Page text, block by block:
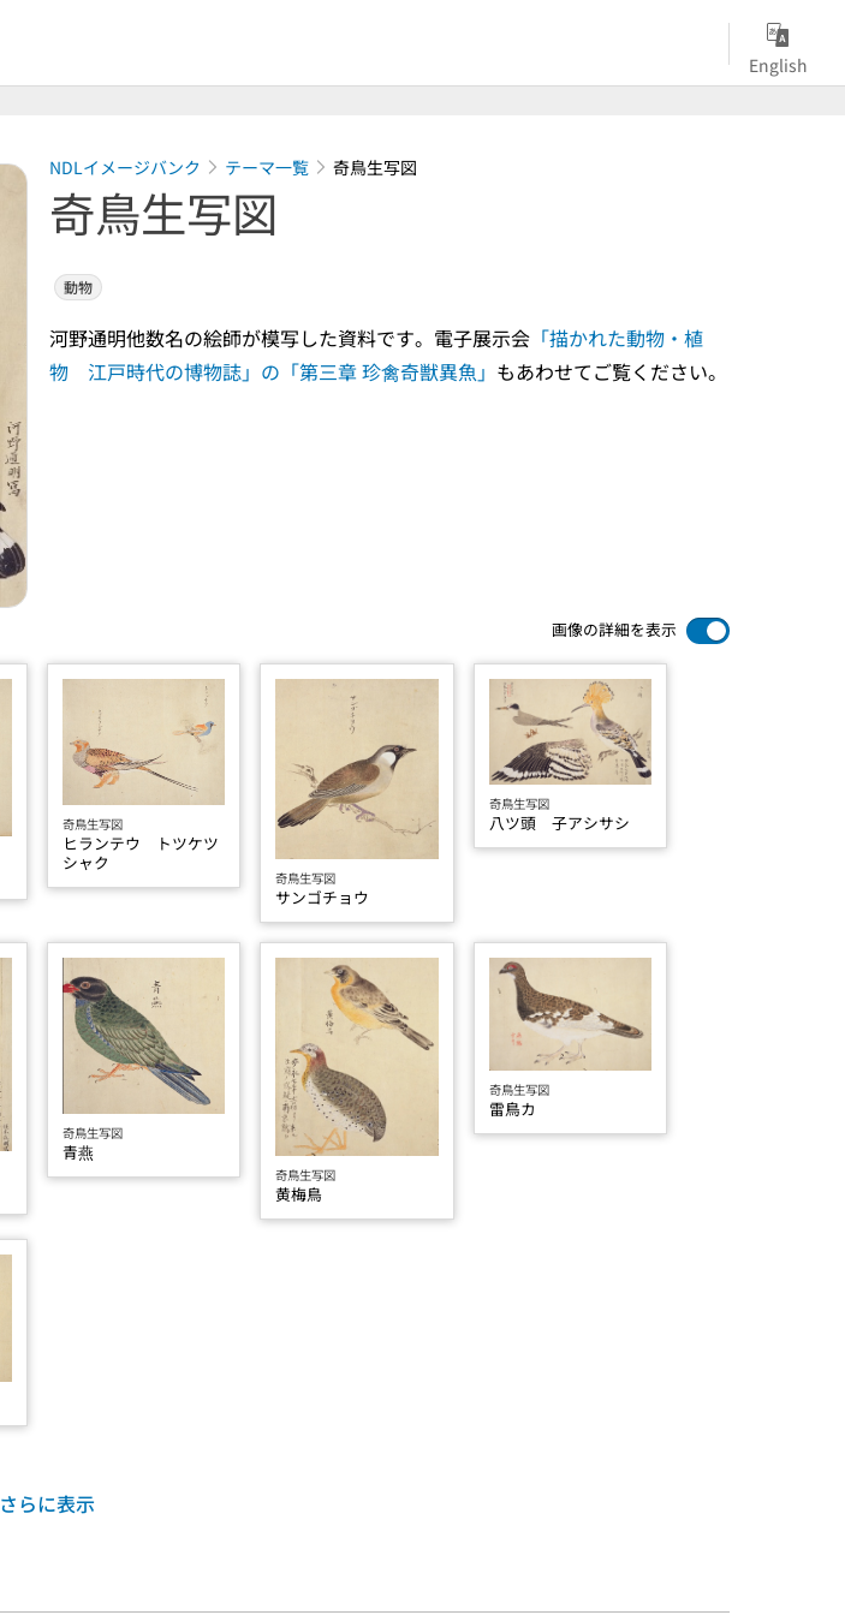
English
NDLイメージバンク テーマ一覧 奇鳥生写図
奇鳥生写図
動物
河野通明他数名の絵師が模写した資料です。電子展示会 「描かれた動物・植
物 江戸時代の博物誌」の「第三章 珍禽奇獣異魚」 もあわせてご覧ください。
画像の詳細を表示
奇鳥生写図
ヒランテウ トツケツ
シャク
奇鳥生写図
サンゴチョウ
奇鳥生写図
八ツ頭 子アシサシ
奇鳥生写図
青燕
奇鳥生写図
黄梅鳥
奇鳥生写図
雷鳥カ
さらに表示